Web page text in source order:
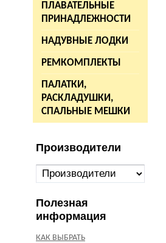
ПЛАВАТЕЛЬНЫЕ
ПРИНАДЛЕЖНОСТИ
НАДУВНЫЕ ЛОДКИ
РЕМКОМПЛЕКТЫ
ПАЛАТКИ,
РАСКЛАДУШКИ,
СПАЛЬНЫЕ МЕШКИ
Производители
Полезная
информация
КАК ВЫБРАТЬ